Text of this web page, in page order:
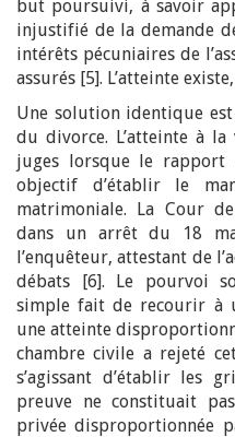
but poursuivi, à savoir
injustifié de la demande
intérêts pécuniaires de
assurés [5]. L’atteinte
Une solution identique
du divorce. L’atteinte à
juges lorsque le rapport
objectif d’établir le
matrimoniale. La Cour
dans un arrêt du 18
l’enquêteur, attestant de
débats [6]. Le pourvoi
simple fait de recourir à
une atteinte
chambre civile a rejeté
s’agissant d’établir les
preuve ne constituait
privée disproportionnée